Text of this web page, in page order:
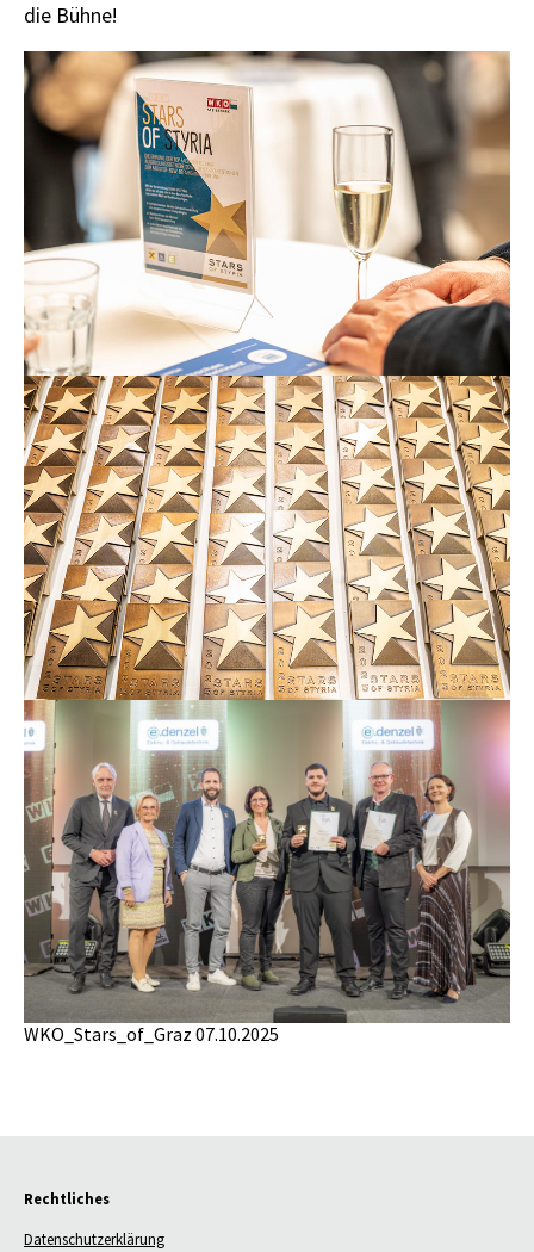
die Bühne!
WKO_Stars_of_Graz 07.10.2025
Rechtliches
Datenschutzerklärung